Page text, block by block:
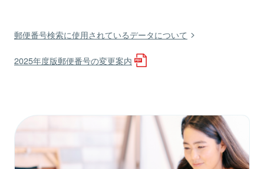
郵便番号検索に使用されているデータについて
2025年度版郵便番号の変更案内